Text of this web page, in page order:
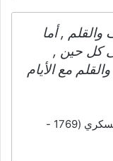
والقلم , أما
كل حين ,
مع الأيام
إمبراطور,عام,رجل دولة,عسكري (1769 -